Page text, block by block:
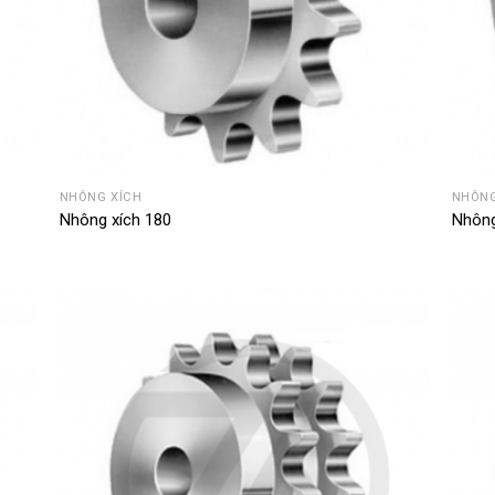
NHÔNG XÍCH
Nhông xích 180